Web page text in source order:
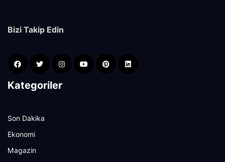
Bizi Takip Edin
Kategoriler
Son Dakika
Ekonomi
Magazin